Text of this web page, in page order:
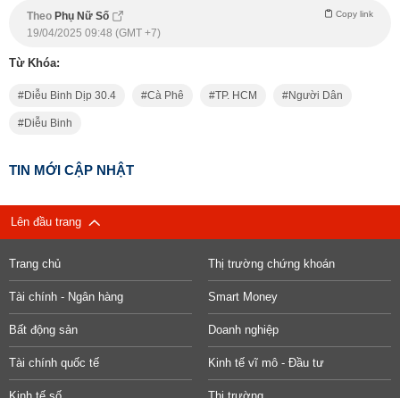
Theo Phụ Nữ Số Copy link
19/04/2025 09:48 (GMT +7)
Từ Khóa:
Diễu Binh Dịp 30.4 Cà Phê TP. HCM Người Dân
Diễu Binh
TIN MỚI CẬP NHẬT
Lên đầu trang
Trang chủ Thị trường chứng khoán
Tài chính - Ngân hàng Smart Money
Bất động sản Doanh nghiệp
Tài chính quốc tế Kinh tế vĩ mô - Đầu tư